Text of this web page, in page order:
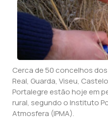
Cerca de 50 concelhos
Real, Guarda, Viseu,
Portalegre estão hoje em
rural, segundo o Instituto
Atmosfera (IPMA).